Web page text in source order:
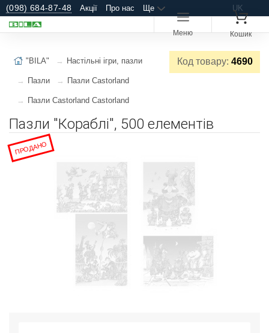
(098) 684-87-48 Акції Про нас Ще UK
Меню Кошик
Код товару: 4690
"BILA" Настільні ігри, пазли
Пазли Пазли Castorland
Пазли Castorland Castorland
Пазли "Кораблі", 500 елементів
ПРОДАНО